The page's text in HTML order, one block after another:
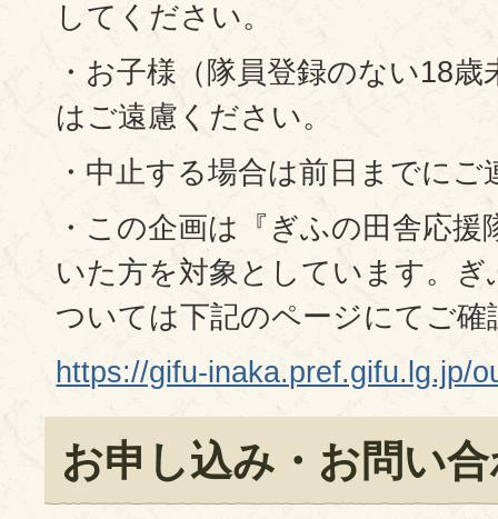
してください。
・お子様（隊員登録のない18
はご遠慮ください。
・中止する場合は前日までに
・この企画は『ぎふの田舎応
いた方を対象としています。ぎ
ついては下記のページにてご確
https://gifu-inaka.pref.gifu.lg.jp/
お申し込み・お問い